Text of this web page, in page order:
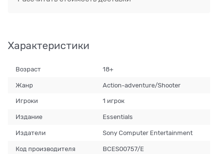
Характеристики
Возраст 18+
Жанр Action-adventure/Shooter
Игроки 1 игрок
Издание Essentials
Издатели Sony Computer Entertainment
Код производителя BCES00757/E